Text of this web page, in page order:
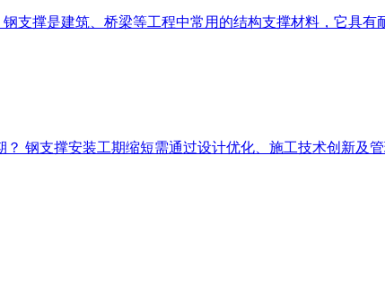
支撑是建筑、桥梁等工程中常用的结构支撑材料，它具
钢支撑安装工期缩短需通过设计优化、施工技术创新及